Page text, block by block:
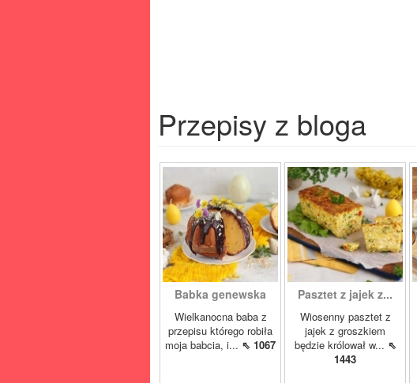
Przepisy z bloga
Babka genewska
Wielkanocna baba z
przepisu którego robiła
moja babcia, i... ⇖ 1067
Pasztet z jajek z...
Wiosenny pasztet z
jajek z groszkiem
będzie królował w... ⇖
1443